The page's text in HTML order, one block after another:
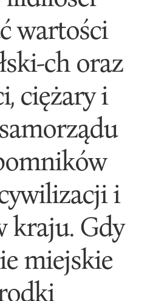
wartości
ch oraz
ciężary i
i
kraju. Gdy
miejskie